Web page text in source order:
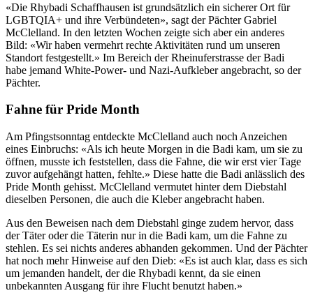
«Die Rhybadi Schaffhausen ist grundsätzlich ein sicherer Ort für
LGBTQIA+ und ihre Verbündeten», sagt der Pächter Gabriel
McClelland. In den letzten Wochen zeigte sich aber ein anderes
Bild: «Wir haben vermehrt rechte Aktivitäten rund um unseren
Standort festgestellt.» Im Bereich der Rheinuferstrasse der Badi
habe jemand White-Power- und Nazi-Aufkleber angebracht, so der
Pächter.
Fahne für Pride Month
Am Pfingstsonntag entdeckte McClelland auch noch Anzeichen
eines Einbruchs: «Als ich heute Morgen in die Badi kam, um sie zu
öffnen, musste ich feststellen, dass die Fahne, die wir erst vier Tage
zuvor aufgehängt hatten, fehlte.» Diese hatte die Badi anlässlich des
Pride Month gehisst. McClelland vermutet hinter dem Diebstahl
dieselben Personen, die auch die Kleber angebracht haben.
Aus den Beweisen nach dem Diebstahl ginge zudem hervor, dass
der Täter oder die Täterin nur in die Badi kam, um die Fahne zu
stehlen. Es sei nichts anderes abhanden gekommen. Und der Pächter
hat noch mehr Hinweise auf den Dieb: «Es ist auch klar, dass es sich
um jemanden handelt, der die Rhybadi kennt, da sie einen
unbekannten Ausgang für ihre Flucht benutzt haben.»